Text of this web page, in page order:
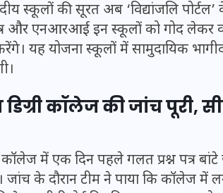
स्कूलों की सूरत अब ‘विद्यांजलि
और एनआरआई इन स्कूलों को गोद लेकर
यह योजना स्कूलों में सामुदायिक
कॉलेज की जांच पूरी,
कॉलेज में एक दिन पहले गलत प्रश्न पत्र बांटे
के दौरान टीम ने पाया कि कॉलेज में